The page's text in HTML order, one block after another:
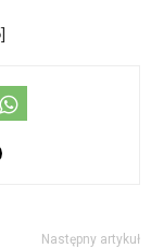
Następny artykuł